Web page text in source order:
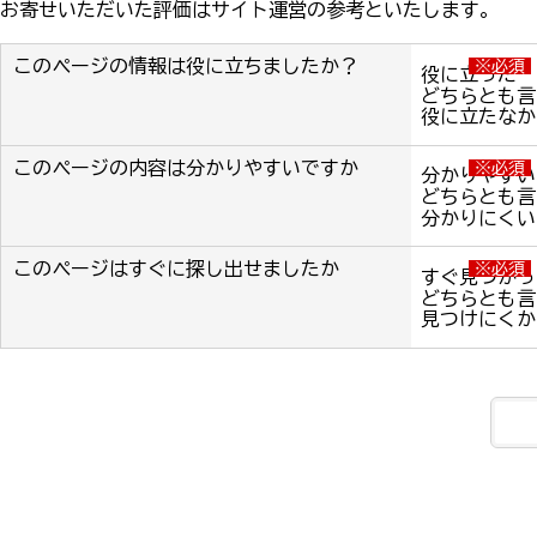
お寄せいただいた評価はサイト運営の参考といたします。
このページの情報は役に立ちましたか？ ※必須
役に立った
どちらとも
役に立たな
このページの内容は分かりやすいですか ※必須
分かりやすい
どちらとも
分かりにくい
このページはすぐに探し出せましたか ※必須
すぐ見つか
どちらとも
見つけにく